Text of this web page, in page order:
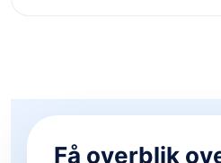
Få overblik